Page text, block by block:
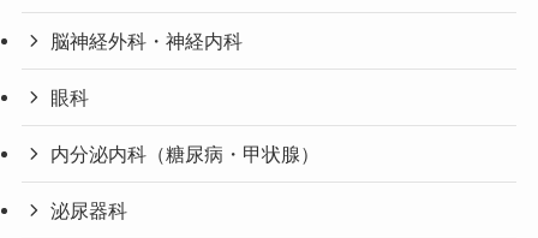
脳神経外科・神経内科
眼科
内分泌内科（糖尿病・甲状腺）
泌尿器科